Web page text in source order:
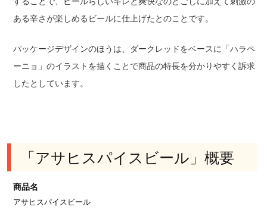
ある辛さが楽しめるビールに仕上げたとのことです。
パッケージデザインのほうは、ダークレッドをベースに「ハラペ
ーニョ」のイラストを描くことで商品の特長を分かりやすく訴求
したとしています。
「アサヒスパイスビール」概要
商品名
アサヒスパイスビール